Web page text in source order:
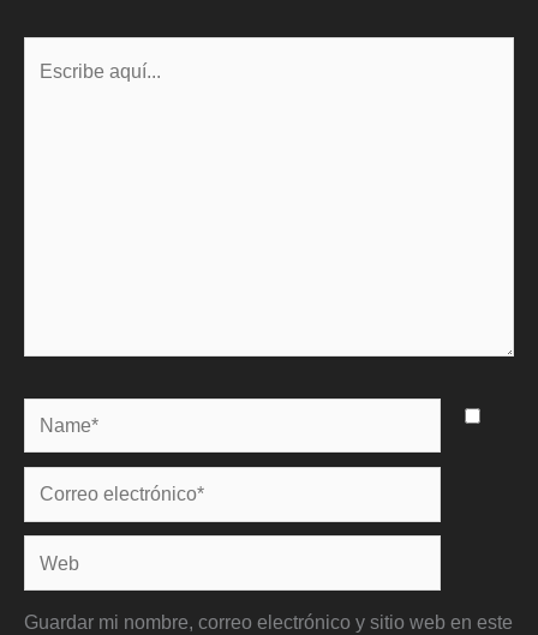
Name*
Correo
electrónico*
Web
Guardar mi nombre, correo electrónico y sitio web en este